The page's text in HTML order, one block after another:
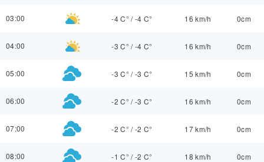
03:00 -4 C° /-4 C° 16 km/h 0cm
04:00 -3 C° /-4 C° 16 km/h 0cm
05:00 -3 C° /-3 C° 15 km/h 0cm
06:00 -2 C° /-3 C° 16 km/h 0cm
07:00 -2 C° /-2 C° 17 km/h 0cm
08:00 -1 C° /-2 C° 18 km/h 0cm